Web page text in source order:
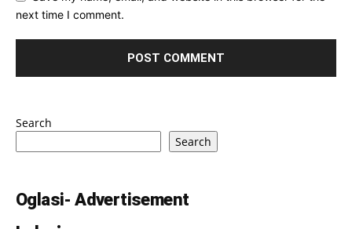
next time I comment.
Search
Search
Oglasi- Advertisement